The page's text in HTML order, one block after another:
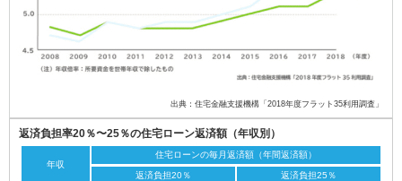
出典：住宅金融支援機構「2018年度フラット35利用調査」
返済負担率20％〜25％の住宅ローン返済額（年収別）
年収
住宅ローンの毎月返済額（年間返済額）
返済負担20％ 返済負担25％